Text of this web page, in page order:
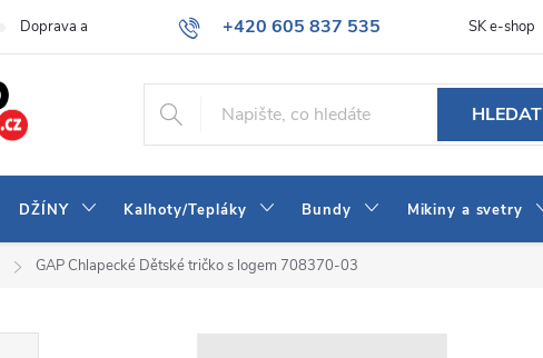
+420 605 837 535
info@jeans-shop.cz
Doprava a platba Obchodní podmínky Naše prodejna Blog
SK e-shop
HLEDAT
DŽÍNY Kalhoty/Tepláky Bundy Mikiny a svetry
GAP Chlapecké Dětské tričko s logem 708370-03